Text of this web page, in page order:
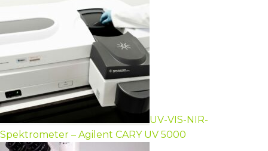
UV-VIS-NIR-
Spektrometer – Agilent CARY UV 5000